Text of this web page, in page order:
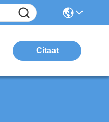
Citaat